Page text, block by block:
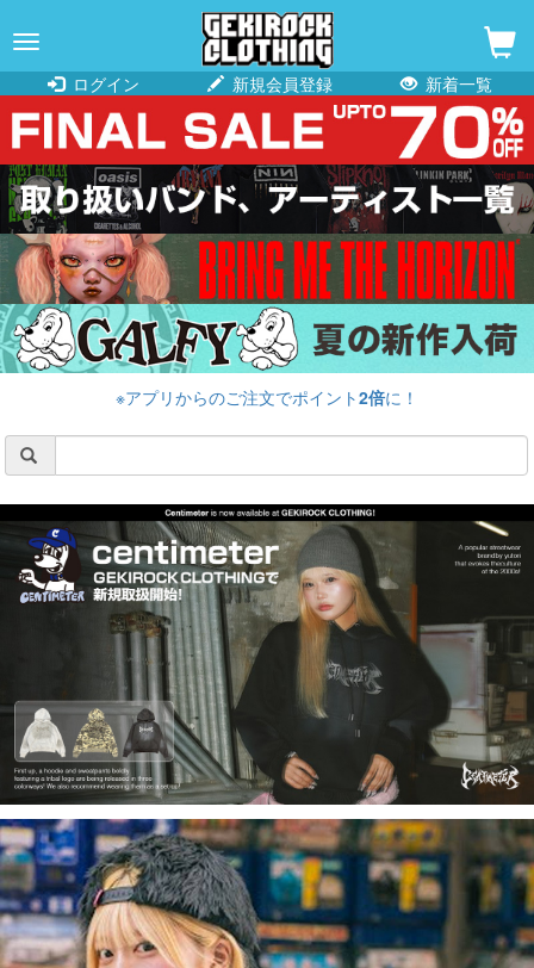
navigation
ログイン
新規会員登録 新着一覧
※アプリからのご注文でポイント2倍に！